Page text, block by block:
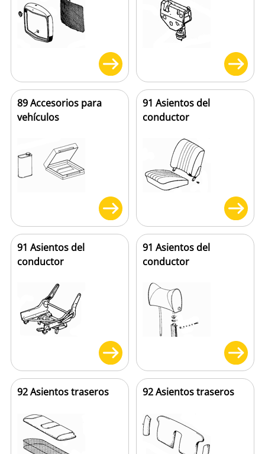
89 Accesorios para
vehículos
91 Asientos del
conductor
91 Asientos del
conductor
91 Asientos del
conductor
92 Asientos traseros 92 Asientos traseros